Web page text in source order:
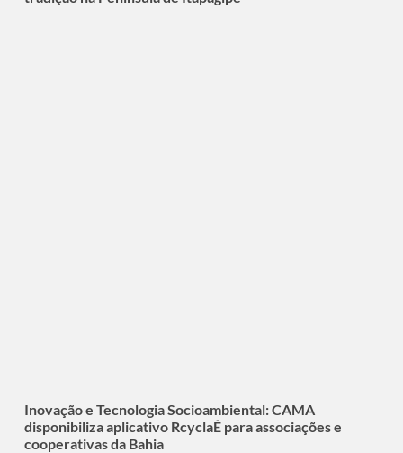
Inovação e Tecnologia Socioambiental: CAMA
disponibiliza aplicativo RcyclaÊ para associações e
cooperativas da Bahia